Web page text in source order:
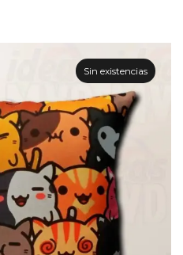
Sin existencias